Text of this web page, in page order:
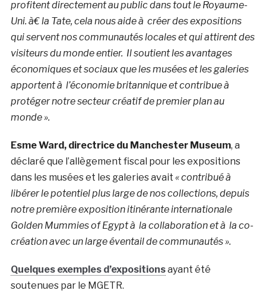
profitent directement au public dans tout le Royaume-
Uni. à€ la Tate, cela nous aide à créer des expositions
qui servent nos communautés locales et qui attirent des
visiteurs du monde entier. Il soutient les avantages
économiques et sociaux que les musées et les galeries
apportent à l’économie britannique et contribue à
protéger notre secteur créatif de premier plan au
monde ».
Esme Ward, directrice du Manchester Museum, a
déclaré que l’allègement fiscal pour les expositions
dans les musées et les galeries avait « contribué à
libérer le potentiel plus large de nos collections, depuis
notre première exposition itinérante internationale
Golden Mummies of Egypt à la collaboration et à la co-
création avec un large éventail de communautés ».
Quelques exemples d’expositionsayant été
soutenues par le MGETR.